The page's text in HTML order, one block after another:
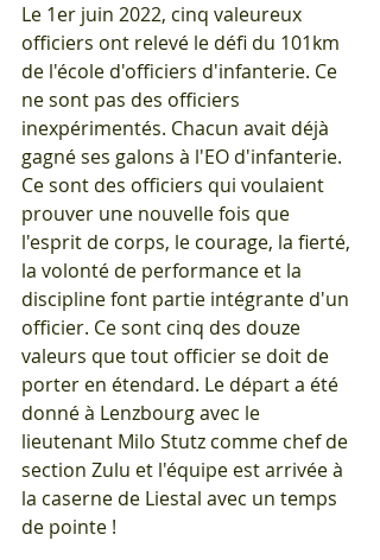
Le 1er juin 2022, cinq valeureux
officiers ont relevé le défi du 101km
de l'école d'officiers d'infanterie. Ce
ne sont pas des officiers
inexpérimentés. Chacun avait déjà
gagné ses galons à l'EO d'infanterie.
Ce sont des officiers qui voulaient
prouver une nouvelle fois que
l'esprit de corps, le courage, la fierté,
la volonté de performance et la
discipline font partie intégrante d'un
officier. Ce sont cinq des douze
valeurs que tout officier se doit de
porter en étendard. Le départ a été
donné à Lenzbourg avec le
lieutenant Milo Stutz comme chef de
section Zulu et l'équipe est arrivée à
la caserne de Liestal avec un temps
de pointe !